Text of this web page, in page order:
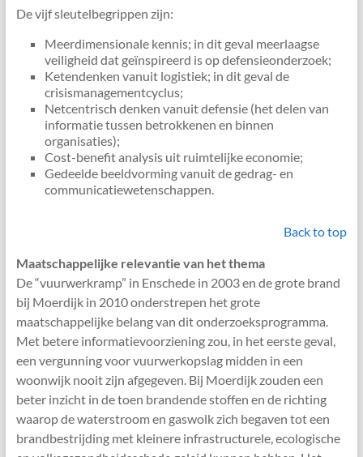
De vijf sleutelbegrippen zijn:
Meerdimensionale kennis; in dit geval meerlaagse
veiligheid dat geïnspireerd is op defensieonderzoek;
Ketendenken vanuit logistiek; in dit geval de
crisismanagementcyclus;
Netcentrisch denken vanuit defensie (het delen van
informatie tussen betrokkenen en binnen
organisaties);
Cost-benefit analysis uit ruimtelijke economie;
Gedeelde beeldvorming vanuit de gedrag- en
communicatiewetenschappen.
Back to top
Maatschappelijke relevantie van het thema
De “vuurwerkramp” in Enschede in 2003 en de grote brand
bij Moerdijk in 2010 onderstrepen het grote
maatschappelijke belang van dit onderzoeksprogramma.
Met betere informatievoorziening zou, in het eerste geval,
een vergunning voor vuurwerkopslag midden in een
woonwijk nooit zijn afgegeven. Bij Moerdijk zouden een
beter inzicht in de toen brandende stoffen en de richting
waarop de waterstroom en gaswolk zich begaven tot een
brandbestrijding met kleinere infrastructurele, ecologische